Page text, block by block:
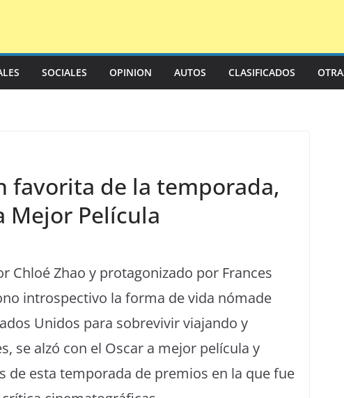
SOCIALES OPINION AUTOS CLASIFICADOS
favorita de la temporada,
Mejor Película
Chloé Zhao y protagonizado por Frances
introspectivo la forma de vida nómade
Unidos para sobrevivir viajando y
se alzó con el Oscar a mejor película y
de esta temporada de premios en la que fue